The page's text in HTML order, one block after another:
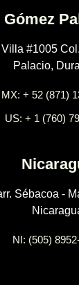
Gómez
#1005
Palacio,
MX: + 52 (871)
US: + 1 (760)
Sébacoa -
NI: (505)